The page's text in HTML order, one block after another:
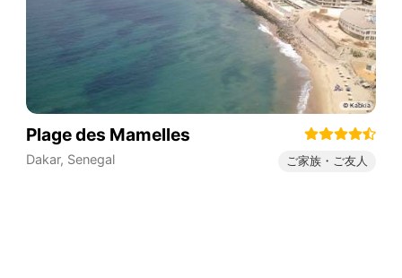
Plage des Mamelles
Dakar, Senegal ご家族・ご友人